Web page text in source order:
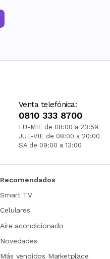
Venta telefónica:
0810 333 8700
LU-MIE de 08:00 a 23:59
JUE-VIE de 08:00 a 20:00
SA de 09:00 a 13:00
Recomendados
Smart TV
Celulares
Aire acondicionado
Novedades
Más vendidos Marketplace